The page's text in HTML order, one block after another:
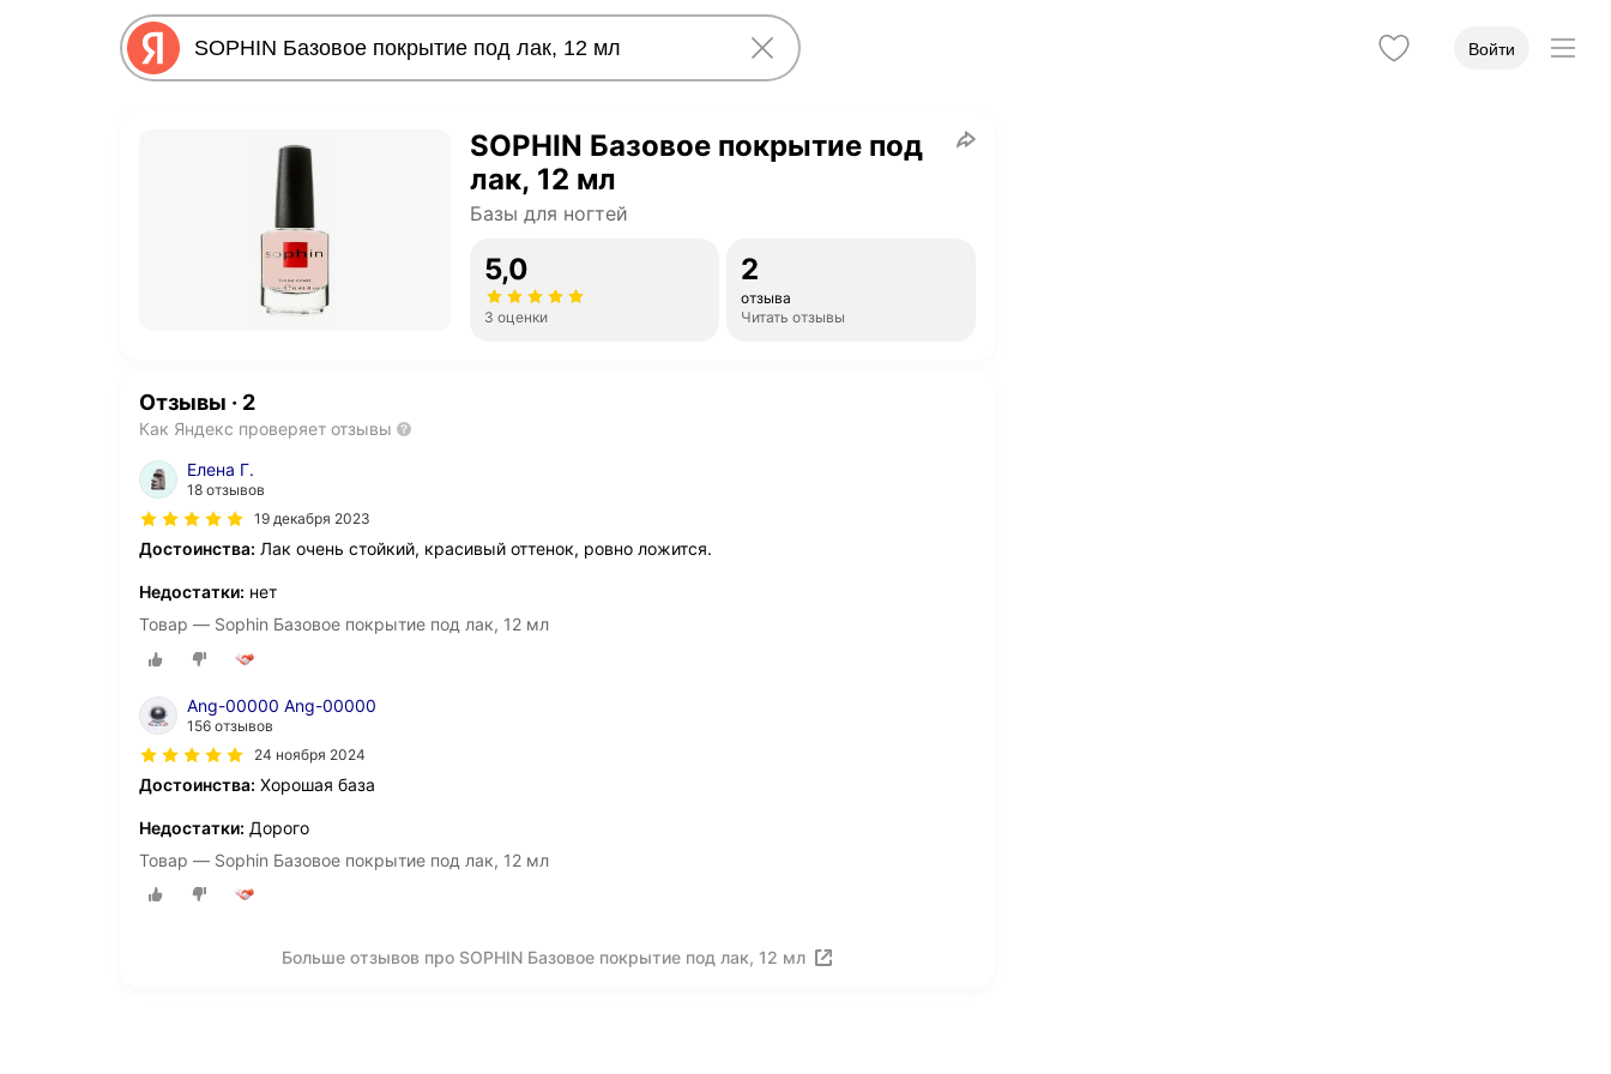
Войти
SOPHIN Базовое покрытие под
лак, 12 мл
Базы для ногтей
5,0
3 оценки
2
отзыва
Читать отзывы
Отзывы · 2
Как Яндекс проверяет отзывы
Елена Г.
18 отзывов
19 декабря 2023
Достоинства: Лак очень стойкий, красивый оттенок, ровно ложится.
Недостатки: нет
Товар — Sophin Базовое покрытие под лак, 12 мл
Ang-00000 Ang-00000
156 отзывов
24 ноября 2024
Достоинства: Хорошая база
Недостатки: Дорого
Товар — Sophin Базовое покрытие под лак, 12 мл
Больше отзывов про SOPHIN Базовое покрытие под лак, 12 мл